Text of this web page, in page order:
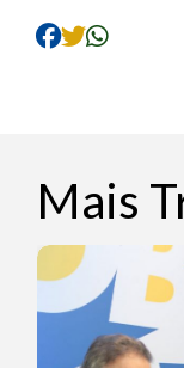
Mais